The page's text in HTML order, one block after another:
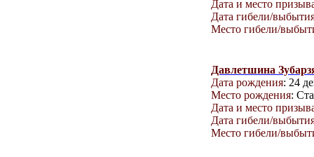
Дата и место
Дата гибели/
Место гибели/
Давлетшина
Дата рождения: 24
Место рождения:
Дата и место
Дата гибели/
Место гибели/